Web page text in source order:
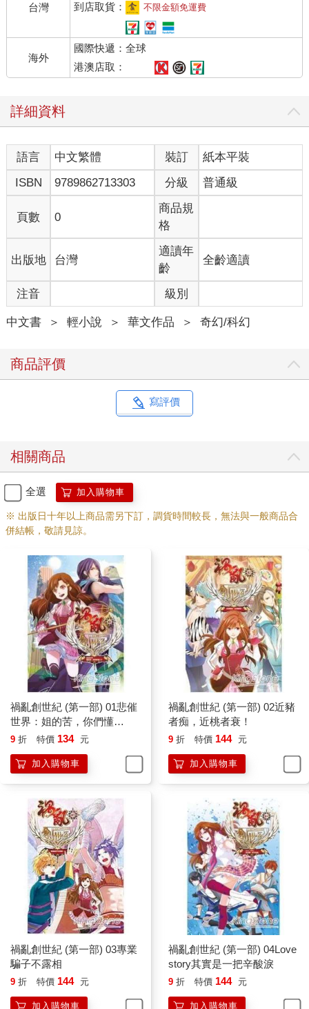
反應快的人，趁著大家還在做寵物蛋任務時就去搶了刷怪
區，安心的刷著經驗，想趁機超過其他人。而反應慢的那些人，
稍稍一個不留神，才剛看中了練級區就被人搶走了，情景那才叫
一淒慘。
有多少人再來跟他領取任務，他索性去找撒彌勒斯。在得知已經
可以結束任務之後，天堂行走立刻高興的結束了任務，拿著易容
面具閃人。而與此同時，撒彌勒斯則自己接替了天堂行走扮演的
NPC的位置，開始指揮著剩餘不多的來做任務的玩家，為自己挖
密道掏溝渠……
另一方面，一葉知秋和龍騰經雲千千挑撥後，雖然兩方人都
知道現在不是鬥意氣的時候，同時也都有心和好，但面子這東西
他們都是心高氣傲的那種人，事情越鬧越大之後，到哪都找
不到人幫自己搭臺階下，四處一片請戰之聲。就算兩人各自的心
腹有心順著自己老大的心思將兩公會講和這個意見給提出來，但
因為群情沸騰，大家也是半個字都不敢說了││手下心腹也是人好
不好！現在大家都情緒激動著呢，就你在那裝冷靜的不合群，這
於是，因為種種的事端理由，混亂漸漸就成了這個遊戲的主
「哈？」剛剛登岸的雲千千茫然回頭，十分疑惑的看著自己
面前站著的一隊伍人。她近月來都在海外，怎麼彷彿名氣又在不
知不覺中增大了的樣子？
看到雲千千應聲，這一隊伍人立刻知道了自己叫的人沒錯。
於是當先喊人的那個疑似隊長的玩家，立刻咬牙切齒的加了一
句：「果然是妳！」
「有話快放！」雲千千立刻提高警惕，打起十二分精神，順
便還把自己的法杖給召了出來。
「不是我們找妳！」那個小隊長似的人繼續磨牙，語氣恨恨
的道：「是我們團長找妳有事！」
「他來還是我去？給多少出場費？」雲千千保持警惕又問。
「……」小隊長捂嘴，努力壓下唇邊一絲快要溢出的鮮紅血
絲。
眼見接雲千千話的難度太高了，他覺得自己還是另外起一個
話題的好。默然良久後他道：「我們團長是ＸＸＸ。」
「不認識！」
「……現在的副團長是晃哥，別人都叫他晃點創世。」
「這個認識了……」搞半天是晃哥的兄弟誒，可是還是挺奇
怪的，晃哥那個團現在不是已經升級成公會了嗎？為毛眼前這人
還用團長和副團長這樣的稱呼來喊人？
「怎麼樣？妳跟我們走一趟吧？」報出了晃哥的名字之後，
小隊長似乎是終於重新找到了談判的感覺，恢復流暢的說道。
雲千千沒動，疑惑一個後問：「晃哥找我做毛啊？」
台灣
到店取貨：
不限金額免運費
海外
國際快遞：全球
港澳店取：
詳細資料
語言 中文繁體 裝訂
紙本平裝
ISBN
9789862713303 分級 普通級
頁數 0
商品規
格
出版地 台灣
適讀年
齡
全齡適讀
注音 級別
中文書 ＞ 輕小說 ＞ 華文作品 ＞ 奇幻/科幻
商品評價
寫評價
相關商品
全選 加入購物車
※ 出版日十年以上商品需另下訂，調貨時間較長，無法與一般商品合
併結帳，敬請見諒。
禍亂創世紀 (第一部) 01悲催
世界：姐的苦，你們懂
嗎！？
9 折 特價 134 元
加入購物車
禍亂創世紀 (第一部) 02近豬
者痴，近桃者衰！
9 折 特價 144 元
加入購物車
禍亂創世紀 (第一部) 03專業
騙子不露相
9 折 特價 144 元
加入購物車
禍亂創世紀 (第一部) 04Love
story其實是一把辛酸淚
9 折 特價 144 元
加入購物車